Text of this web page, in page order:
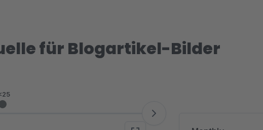
für Blogartikel-Bilder